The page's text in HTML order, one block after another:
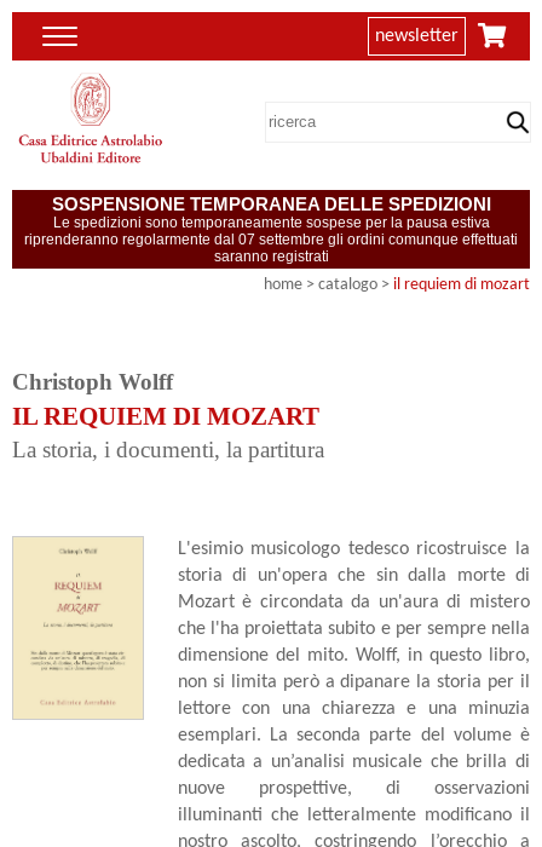
newsletter
SOSPENSIONE TEMPORANEA DELLE SPEDIZIONI
Le spedizioni sono temporaneamente sospese per la pausa estiva
riprenderanno regolarmente dal 07 settembre gli ordini comunque effettuati
saranno registrati
home > catalogo > il requiem di mozart
Christoph Wolff
IL REQUIEM DI MOZART
La storia, i documenti, la partitura
L'esimio musicologo tedesco ricostruisce la
storia di un'opera che sin dalla morte di
Mozart è circondata da un'aura di mistero
che l'ha proiettata subito e per sempre nella
dimensione del mito. Wolff, in questo libro,
non si limita però a dipanare la storia per il
lettore con una chiarezza e una minuzia
esemplari. La seconda parte del volume è
dedicata a un’analisi musicale che brilla di
nuove prospettive, di osservazioni
illuminanti che letteralmente modificano il
nostro ascolto, costringendo l’orecchio a